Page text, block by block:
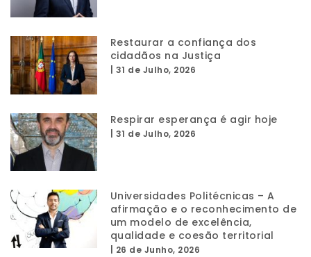
Restaurar a confiança dos
cidadãos na Justiça
31 de Julho, 2026
Respirar esperança é agir hoje
31 de Julho, 2026
Universidades Politécnicas – A
afirmação e o reconhecimento de
um modelo de excelência,
qualidade e coesão territorial
26 de Junho, 2026